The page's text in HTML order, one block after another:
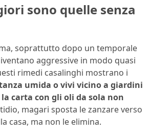
sono quelle senza
soprattutto dopo un temporale
aggressive in modo quasi
rimedi casalinghi mostrano i
umida o vivi vicino a giardini
carta con gli oli da sola non
magari sposta le zanzare verso
casa, ma non le elimina.